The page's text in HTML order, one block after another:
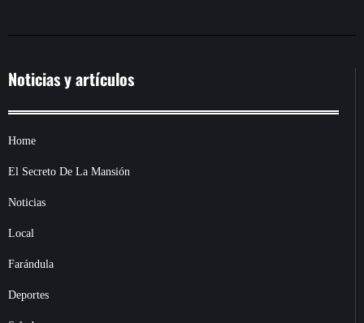
Noticias y artículos
Home
El Secreto De La Mansión
Noticias
Local
Farándula
Deportes